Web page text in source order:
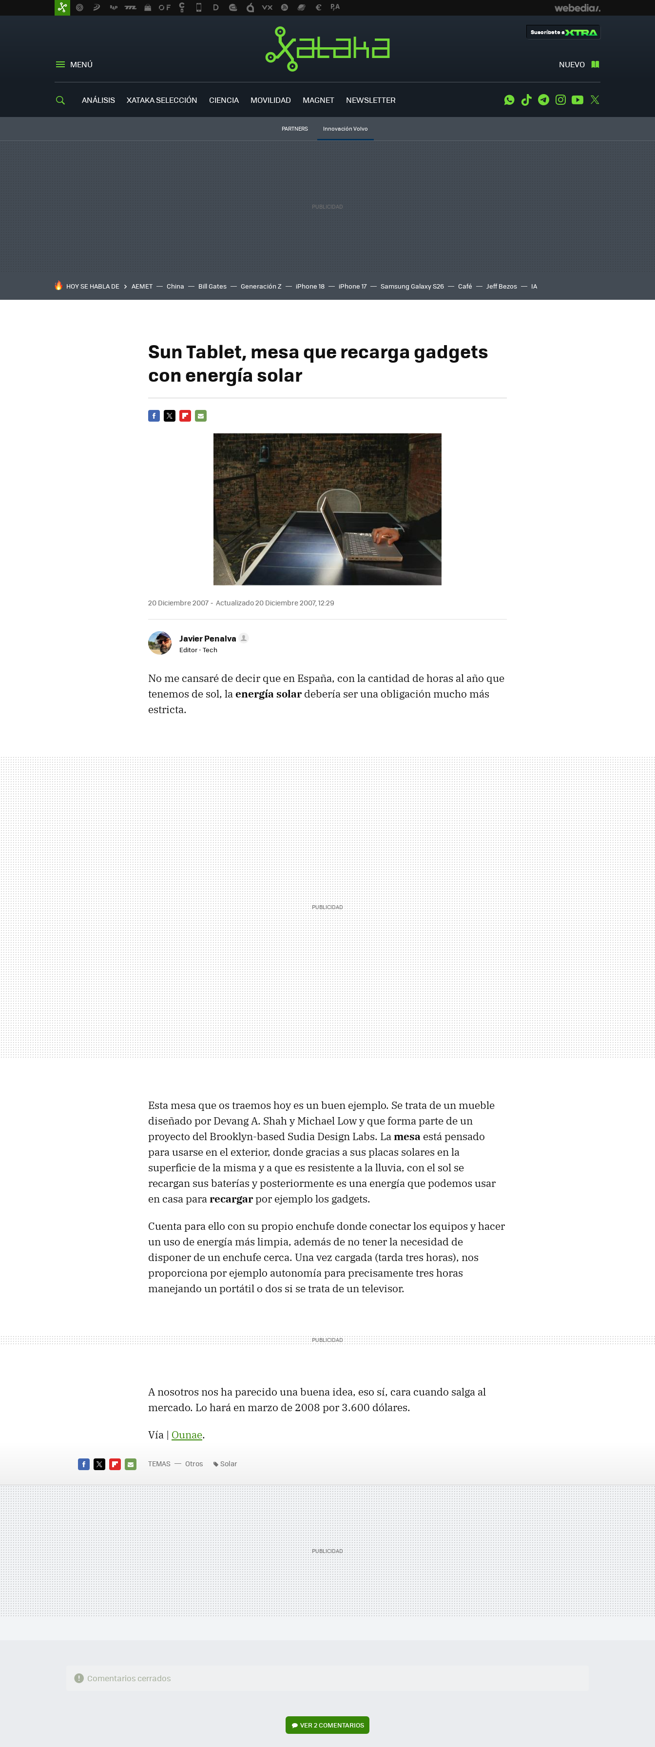
MENÚ NUEVO
Suscríbete a
ANÁLISIS XATAKA SELECCIÓN CIENCIA MOVILIDAD MAGNET NEWSLETTER WhatsApp
Tiktok TelegramInstagramYoutube
PARTNERS Innovación Volvo
HOY SE HABLA DE AEMET China Bill Gates Generación Z iPhone 18 iPhone 17 Samsung Galaxy S26 Café Jeff Bezos IA
Sun Tablet, mesa que recarga gadgets
con energía solar
20 Diciembre 2007 Actualizado 20 Diciembre 2007, 12:29
Javier Penalva
Editor - Tech
No me cansaré de decir que en España, con la cantidad de horas al año que
tenemos de sol, laenergía solar debería ser una obligación mucho más
estricta.
Esta mesa que os traemos hoy es un buen ejemplo. Se trata de un mueble
diseñado por Devang A. Shah y Michael Low y que forma parte de un
proyecto del Brooklyn-based Sudia Design Labs. Lamesa está pensado
para usarse en el exterior, donde gracias a sus placas solares en la
superficie de la misma y a que es resistente a la lluvia, con el sol se
recargan sus baterías y posteriormente es una energía que podemos usar
en casa pararecargarpor ejemplo los gadgets.
Cuenta para ello con su propio enchufe donde conectar los equipos y hacer
un uso de energía más limpia, además de no tener la necesidad de
disponer de un enchufe cerca. Una vez cargada (tarda tres horas), nos
proporciona por ejemplo autonomía para precisamente tres horas
manejando un portátil o dos si se trata de un televisor.
A nosotros nos ha parecido una buena idea, eso sí, cara cuando salga al
mercado. Lo hará en marzo de 2008 por 3.600 dólares.
Vía | Ounae.
MAIL
TEMAS Otros Solar
Comentarios cerrados
VER2 COMENTARIOS